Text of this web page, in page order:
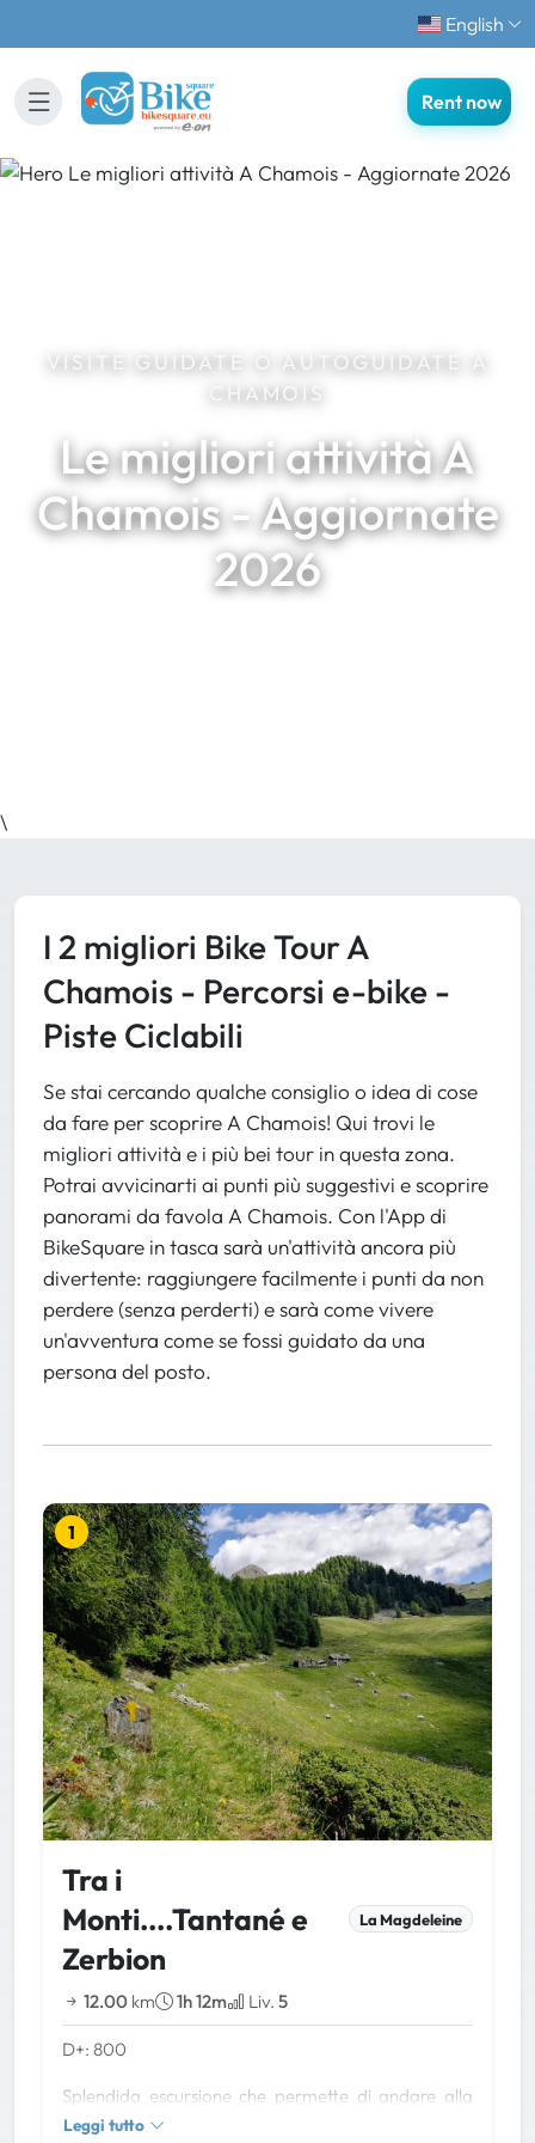
English
Rent now
VISITE GUIDATE O AUTOGUIDATE A
CHAMOIS
Le migliori attività A
Chamois - Aggiornate
2026
\
I 2 migliori Bike Tour A
Chamois - Percorsi e-bike -
Piste Ciclabili
Se stai cercando qualche consiglio o idea di cose
da fare per scoprire A Chamois! Qui trovi le
migliori attività e i più bei tour in questa zona.
Potrai avvicinarti ai punti più suggestivi e scoprire
panorami da favola A Chamois. Con l'App di
BikeSquare in tasca sarà un'attività ancora più
divertente: raggiungere facilmente i punti da non
perdere (senza perderti) e sarà come vivere
un'avventura come se fossi guidato da una
persona del posto.
1
Tra i
Monti....Tantané e
Zerbion
La Magdeleine
12.00 km 1h 12m Liv. 5
D+: 800
Splendida escursione che permette di andare alla
scoperta del vallone che unisce il monte Tantané al
Leggi tutto